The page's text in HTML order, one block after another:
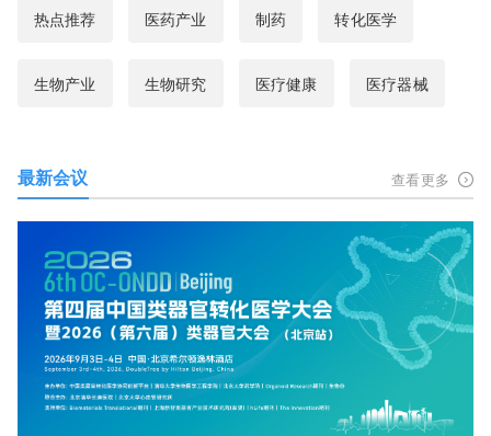
热点推荐 医药产业 制药 转化医学
生物产业 生物研究 医疗健康 医疗器械
最新会议 查看更多